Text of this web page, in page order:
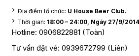
Địa điểm tổ chức: U House Beer Club.
Thời gian: 18:00 – 24:00, Ngày 27/9/2014
Hotline: 0906822881 (Toàn)
Tư vấn đặt vé: 0939672799 (Liên)